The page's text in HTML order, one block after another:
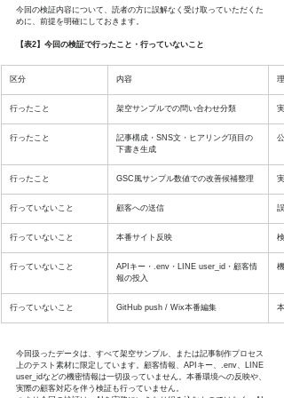
今回の検証内容について、読者の方に誤解なく受け取っていただくた
めに、前提を明確にしておきます。
【表2】今回の検証で行ったこと・行っていないこと
区分 内容 理
行ったこと 架空サンプルでの問い合わせ分類
行ったこと
記事構成・SNS文・ヒアリング項目の
下書き生成
行ったこと GSC風サンプル数値での改善候補整理
行っていないこと 顧客への送信
行っていないこと 本番サイト反映
行っていないこと
APIキー・.env・LINE user_id・顧客情
報の投入
行っていないこと GitHub push / Wix本番編集
今回扱ったデータは、すべて架空サンプル、または記事制作プロセス
上のテスト素材に限定しています。顧客情報、APIキー、.env、LINE
user_idなどの機密情報は一切扱っていません。本番環境への反映や、
実際の顧客対応を伴う検証も行っていません。